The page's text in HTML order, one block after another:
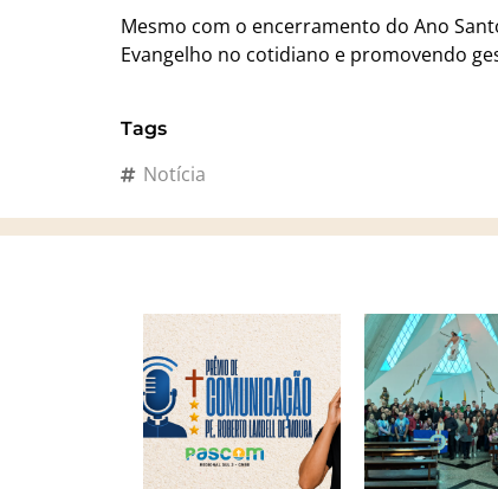
Mesmo com o encerramento do Ano
Evangelho no cotidiano e promovendo
Tags
Notícia